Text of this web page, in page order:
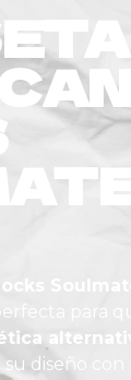
Soulmate
para
diseño con